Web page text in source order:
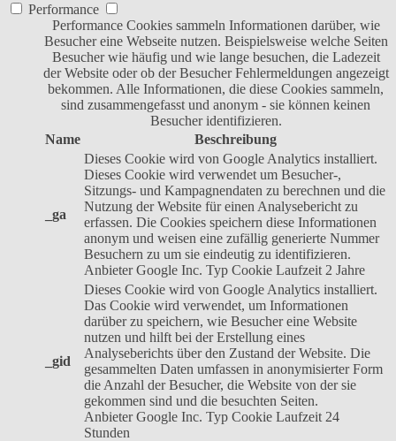
Performance
Performance Cookies sammeln Informationen darüber, wie
Besucher eine Webseite nutzen. Beispielsweise welche Seiten
Besucher wie häufig und wie lange besuchen, die Ladezeit
der Website oder ob der Besucher Fehlermeldungen angezeigt
bekommen. Alle Informationen, die diese Cookies sammeln,
sind zusammengefasst und anonym - sie können keinen
Besucher identifizieren.
Name
Beschreibung
_ga
Dieses Cookie wird von Google Analytics installiert.
Dieses Cookie wird verwendet um Besucher-,
Sitzungs- und Kampagnendaten zu berechnen und die
Nutzung der Website für einen Analysebericht zu
erfassen. Die Cookies speichern diese Informationen
anonym und weisen eine zufällig generierte Nummer
Besuchern zu um sie eindeutig zu identifizieren.
Anbieter Google Inc. Typ Cookie Laufzeit 2 Jahre
_gid
Dieses Cookie wird von Google Analytics installiert.
Das Cookie wird verwendet, um Informationen
darüber zu speichern, wie Besucher eine Website
nutzen und hilft bei der Erstellung eines
Analyseberichts über den Zustand der Website. Die
gesammelten Daten umfassen in anonymisierter Form
die Anzahl der Besucher, die Website von der sie
gekommen sind und die besuchten Seiten.
Anbieter Google Inc. Typ Cookie Laufzeit 24
Stunden